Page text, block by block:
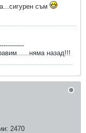
съм
назад!!!
2470